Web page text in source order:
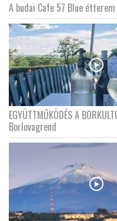
A budai Cafe 57 Blue
EGYÜTTMŰKÖDÉS A
Borlovagrend